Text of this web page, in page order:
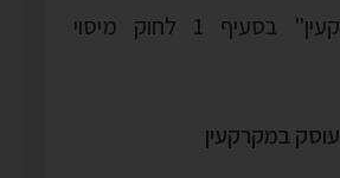
"זכות במקרקעין" בסעיף 1 לחוק מיסוי
עוסק במקרקעין